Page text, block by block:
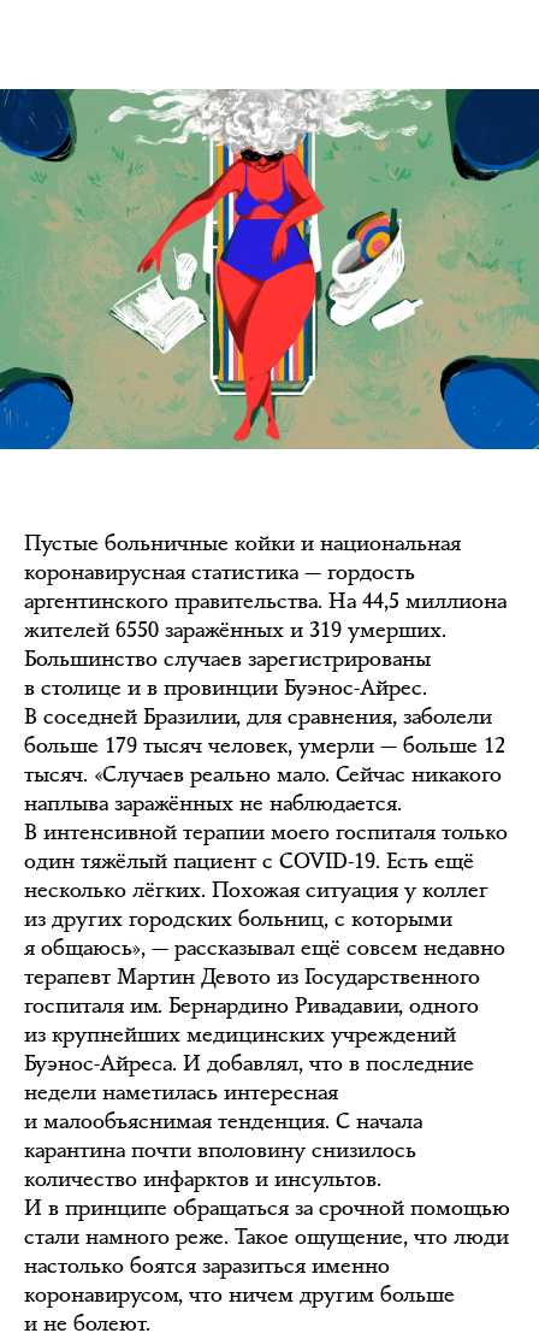
Пустые больничные койки и национальная
коронавирусная статистика — гордость
аргентинского правительства. На 44,5 миллиона
жителей 6550 заражённых и 319 умерших.
Большинство случаев зарегистрированы
в столице и в провинции Буэнос-Айрес.
В соседней Бразилии, для сравнения, заболели
больше 179 тысяч человек, умерли — больше 12
тысяч. «Случаев реально мало. Сейчас никакого
наплыва заражённых не наблюдается.
В интенсивной терапии моего госпиталя только
один тяжёлый пациент с COVID-19. Есть ещё
несколько лёгких. Похожая ситуация у коллег
из других городских больниц, с которыми
я общаюсь», — рассказывал ещё совсем недавно
терапевт Мартин Девото из Государственного
госпиталя им. Бернардино Ривадавии, одного
из крупнейших медицинских учреждений
Буэнос-Айреса. И добавлял, что в последние
недели наметилась интересная
и малообъяснимая тенденция. С начала
карантина почти вполовину снизилось
количество инфарктов и инсультов.
И в принципе обращаться за срочной помощью
стали намного реже. Такое ощущение, что люди
настолько боятся заразиться именно
коронавирусом, что ничем другим больше
и не болеют.